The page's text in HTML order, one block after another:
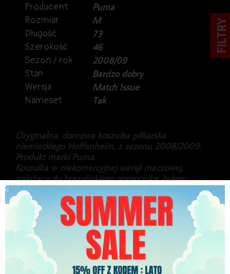
Producent
Puma
Rozmiar
M
Długość
73
Szerokość
46
Sezon / rok
2008/09
Stan
Bardzo dobry
Wersja
Match Issue
Nameset
Tak
Oryginalna, domowa koszulka piłkarska
niemieckiego Hoffenheim, z sezonu 2008/2009.
Produkt marki Puma.
Koszulka w niekomercyjnej wersji meczowej,
należąca do brazylijskiego pomocnika, byłego
zawodnika także m.in Bayern Monachium, Luiz
Gustavo.
Pamiątka z historycznego, pierwszego sezonu klubu
w Bundeslidze, kiedy to drużyna sensacyjnie została
„mistrzem jesieni”.
Stan bardzo dobry.
FILTRY